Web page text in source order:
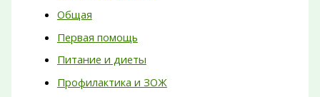
Общая
Первая помощь
Питание и диеты
Профилактика и ЗОЖ